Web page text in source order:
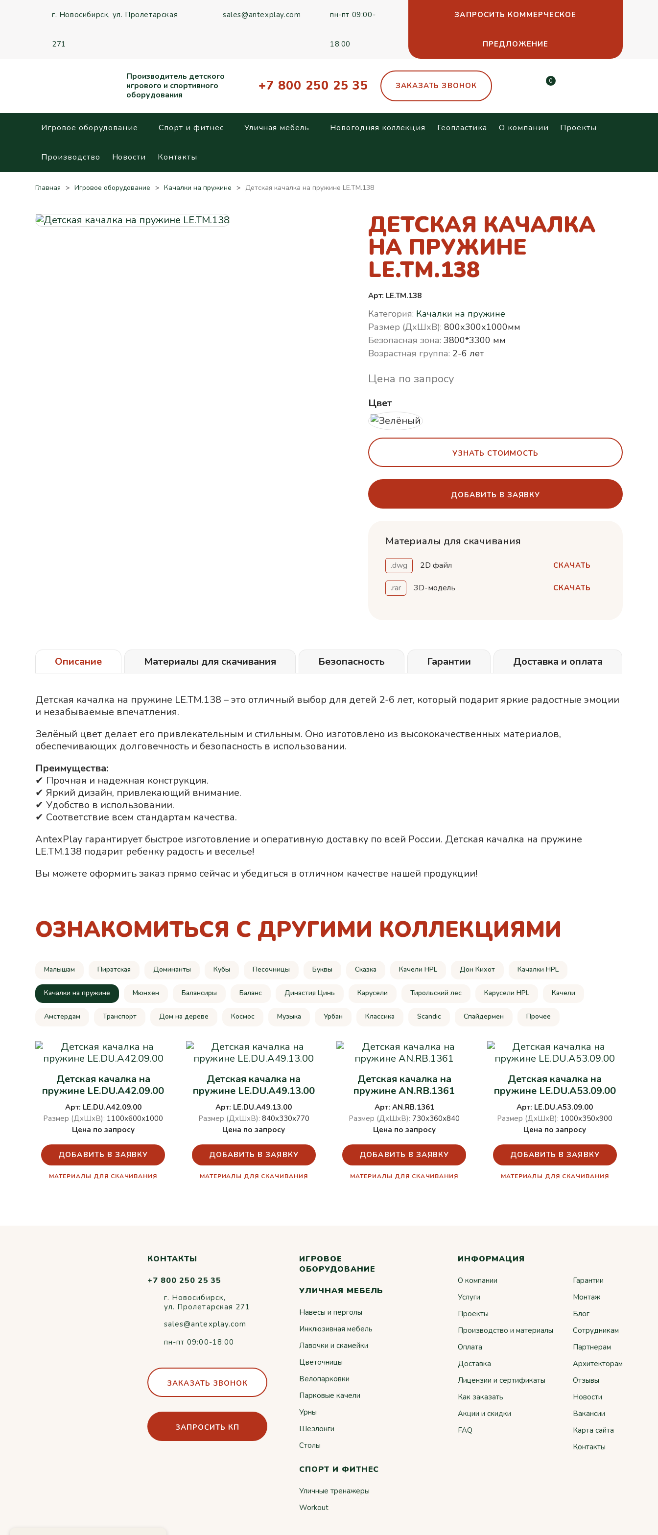
г. Новосибирск, ул. Пролетарская
271
sales@antexplay.com пн-пт 09:00-
18:00
ЗАПРОСИТЬ КОММЕРЧЕСКОЕ
ПРЕДЛОЖЕНИЕ
Производитель детского
игрового и спортивного
оборудования
+7 800 250 25 35 ЗАКАЗАТЬ ЗВОНОК 0
Игровое оборудование Спорт и фитнес Уличная мебель Новогодняя коллекция Геопластика О компании Проекты
Производство Новости Контакты
Главная Игровое оборудование Качалки на пружине Детская качалка на пружине LE.TM.138
ДЕТСКАЯ КАЧАЛКА
НА ПРУЖИНЕ
LE.TM.138
Арт: LE.TM.138
Категория: Качалки на пружине
Размер (ДхШхВ): 800х300х1000мм
Безопасная зона: 3800*3300 мм
Возрастная группа: 2-6 лет
Цена по запросу
Цвет
УЗНАТЬ СТОИМОСТЬ
ДОБАВИТЬ В ЗАЯВКУ
Материалы для скачивания
.dwg 2D файл СКАЧАТЬ
.rar 3D-модель СКАЧАТЬ
Описание Материалы для скачивания Безопасность Гарантии Доставка и оплата
Детская качалка на пружине LE.TM.138 – это отличный выбор для детей 2-6 лет, который подарит яркие радостные эмоции
и незабываемые впечатления.
Зелёный цвет делает его привлекательным и стильным. Оно изготовлено из высококачественных материалов,
обеспечивающих долговечность и безопасность в использовании.
Преимущества:
✔ Прочная и надежная конструкция.
✔ Яркий дизайн, привлекающий внимание.
✔ Удобство в использовании.
✔ Соответствие всем стандартам качества.
AntexPlay гарантирует быстрое изготовление и оперативную доставку по всей России. Детская качалка на пружине
LE.TM.138 подарит ребенку радость и веселье!
Вы можете оформить заказ прямо сейчас и убедиться в отличном качестве нашей продукции!
ОЗНАКОМИТЬСЯ С ДРУГИМИ КОЛЛЕКЦИЯМИ
Малышам Пиратская Доминанты Кубы Песочницы Буквы Сказка Качели HPL Дон Кихот Качалки HPL
Качалки на пружине Мюнхен Балансиры Баланс Династия Цинь Карусели Тирольский лес Карусели HPL Качели
Амстердам Транспорт Дом на дереве Космос Музыка Урбан Классика Scandic Спайдермен Прочее
Детская качалка на
пружине LE.DU.A42.09.00
Арт: LE.DU.A42.09.00
Размер (ДхШхВ): 1100х600х1000
Цена по запросу
ДОБАВИТЬ В ЗАЯВКУ
МАТЕРИАЛЫ ДЛЯ СКАЧИВАНИЯ
Детская качалка на
пружине LE.DU.A49.13.00
Арт: LE.DU.A49.13.00
Размер (ДхШхВ): 840х330х770
Цена по запросу
ДОБАВИТЬ В ЗАЯВКУ
МАТЕРИАЛЫ ДЛЯ СКАЧИВАНИЯ
Детская качалка на
пружине AN.RB.1361
Арт: AN.RB.1361
Размер (ДхШхВ): 730х360х840
Цена по запросу
ДОБАВИТЬ В ЗАЯВКУ
МАТЕРИАЛЫ ДЛЯ СКАЧИВАНИЯ
Детская качалка на
пружине LE.DU.A53.09.00
Арт: LE.DU.A53.09.00
Размер (ДхШхВ): 1000х350х900
Цена по запросу
ДОБАВИТЬ В ЗАЯВКУ
МАТЕРИАЛЫ ДЛЯ СКАЧИВАНИЯ
КОНТАКТЫ
+7 800 250 25 35
г. Новосибирск,
ул. Пролетарская 271
sales@antexplay.com
пн-пт 09:00-18:00
ЗАКАЗАТЬ ЗВОНОК
ЗАПРОСИТЬ КП
ИГРОВОЕ
ОБОРУДОВАНИЕ
УЛИЧНАЯ МЕБЕЛЬ
Навесы и перголы
Инклюзивная мебель
Лавочки и скамейки
Цветочницы
Велопарковки
Парковые качели
Урны
Шезлонги
Столы
СПОРТ И ФИТНЕС
Уличные тренажеры
Workout
ИНФОРМАЦИЯ
О компании
Услуги
Проекты
Производство и материалы
Оплата
Доставка
Лицензии и сертификаты
Как заказать
Акции и скидки
FAQ
Гарантии
Монтаж
Блог
Сотрудникам
Партнерам
Архитекторам
Отзывы
Новости
Вакансии
Карта сайта
Контакты